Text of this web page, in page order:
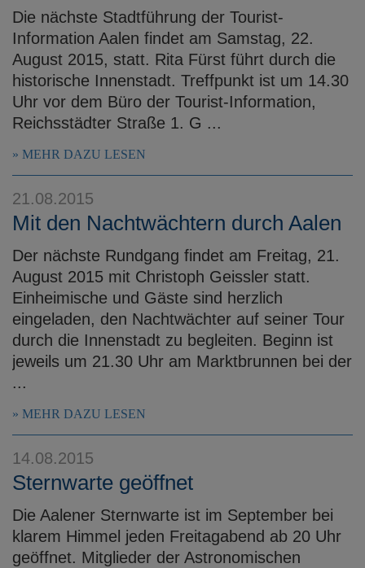
Die nächste Stadtführung der Tourist-
Information Aalen findet am Samstag, 22.
August 2015, statt. Rita Fürst führt durch die
historische Innenstadt. Treffpunkt ist um 14.30
Uhr vor dem Büro der Tourist-Information,
Reichsstädter Straße 1. G ...
MEHR DAZU LESEN
21.08.2015
Mit den Nachtwächtern durch Aalen
Der nächste Rundgang findet am Freitag, 21.
August 2015 mit Christoph Geissler statt.
Einheimische und Gäste sind herzlich
eingeladen, den Nachtwächter auf seiner Tour
durch die Innenstadt zu begleiten. Beginn ist
jeweils um 21.30 Uhr am Marktbrunnen bei der
...
MEHR DAZU LESEN
14.08.2015
Sternwarte geöffnet
Die Aalener Sternwarte ist im September bei
klarem Himmel jeden Freitagabend ab 20 Uhr
geöffnet. Mitglieder der Astronomischen